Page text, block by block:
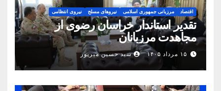
اقتصاد مرزبانی جمهوری اسلامی نیروهای مسلح نیروی انتظامی
تقدیر استاندار خراسان رضوی از
مجاهدت مرزبانان
۱۵ مرداد ۱۴۰۵ سید حسین میرپور